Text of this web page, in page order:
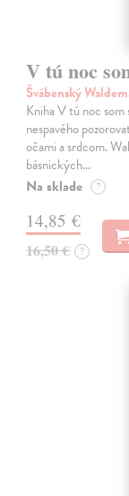
V tú noc
Švábenský
Kniha V tú noc
nespavého
očami a srdcom.
básnických…
Na sklade ?
14,85 €
16,50 € ?